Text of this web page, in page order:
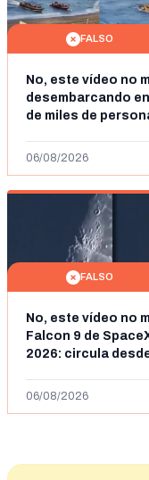
FALSO
No, este vídeo no
desembarcando
de miles de
06/08/2026
FALSO
No, este vídeo no
Falcon 9 de
2026: circula
06/08/2026